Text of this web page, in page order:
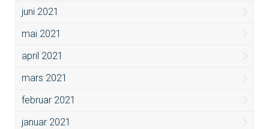
juni 2021
mai 2021
april 2021
mars 2021
februar 2021
januar 2021